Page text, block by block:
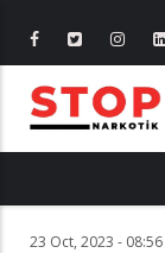
23 Oct, 2023 - 08:56